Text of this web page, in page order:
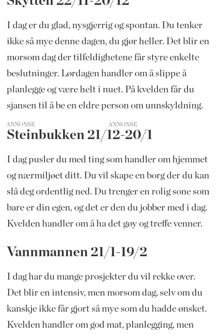
I dag er du glad, nysgjerrig og spontan. Du tenker
ikke så mye denne dagen, du gjør heller. Det blir en
morsom dag der tilfeldighetene får styre enkelte
beslutninger. Lørdagen handler om å slippe å
planlegge og være helt i nuet. På kvelden får du
sjansen til å be en eldre person om unnskyldning.
ANNONSE
Steinbukken 21/12-20/1
I dag pusler du med ting som handler om hjemmet
og nærmiljøet ditt. Du vil skape en borg der du kan
slå deg ordentlig ned. Du trenger en rolig sone som
bare er din egen, og det er den du jobber med i dag.
Kvelden handler om å ha det gøy og treffe venner.
Vannmannen 21/1-19/2
I dag har du mange prosjekter du vil rekke over.
Det blir en intensiv, men morsom dag, selv om du
kanskje ikke får gjort så mye som du hadde ønsket.
Kvelden handler om god mat, planlegging, men